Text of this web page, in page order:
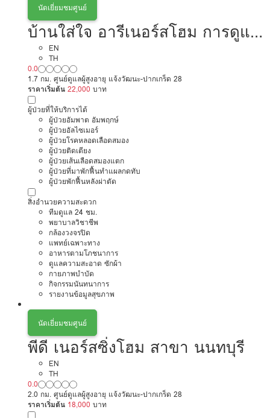
นัดเยี่ยมชมศูนย์
บ้านใส่ใจ อารีเนอร์สโฮม การดูแล
ผู้สูงอายุหรือผู้มีภาวะพึ่งพิง
EN
TH
0.0
1.7 กม. ศูนย์ดูแลผู้สูงอายุ แจ้งวัฒนะ-ปากเกร็ด 28
ราคาเริ่มต้น 22,000 บาท
ผู้ป่วยที่ให้บริการได้
ผู้ป่วยอัมพาต อัมพฤกษ์
ผู้ป่วยอัลไซเมอร์
ผู้ป่วยโรคหลอดเลือดสมอง
ผู้ป่วยติดเตียง
ผู้ป่วยเส้นเลือดสมองแตก
ผู้ป่วยที่มาพักฟื้นทำแผลกดทับ
ผู้ป่วยพักฟื้นหลังผ่าตัด
สิ่งอำนวยความสะดวก
ทีมดูแล 24 ชม.
พยาบาลวิชาชีพ
กล้องวงจรปิด
แพทย์เฉพาะทาง
อาหารตามโภชนาการ
ดูแลความสะอาด ซักผ้า
กายภาพบำบัด
กิจกรรมนันทนาการ
รายงานข้อมูลสุขภาพ
นัดเยี่ยมชมศูนย์
พีดี เนอร์สซิ่งโฮม สาขา นนทบุรี
EN
TH
0.0
2.0 กม. ศูนย์ดูแลผู้สูงอายุ แจ้งวัฒนะ-ปากเกร็ด 28
ราคาเริ่มต้น 18,000 บาท